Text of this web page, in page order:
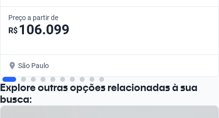
Preço a partir de
R$ 106.099
São Paulo
Explore outras opções relacionadas à sua
busca: